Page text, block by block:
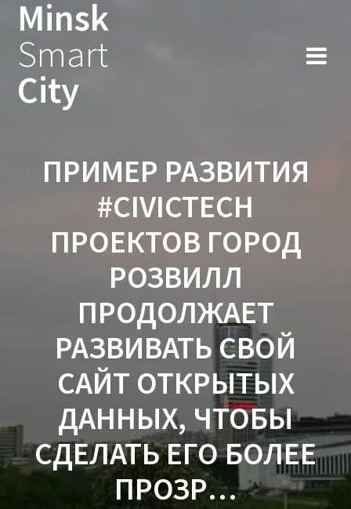
Minsk
Smart
City
ПРИМЕР РАЗВИТИЯ
#CIVICTECH
ПРОЕКТОВ ГОРОД
РОЗВИЛЛ
ПРОДОЛЖАЕТ
РАЗВИВАТЬ СВОЙ
САЙТ ОТКРЫТЫХ
ДАННЫХ, ЧТОБЫ
СДЕЛАТЬ ЕГО БОЛЕЕ
ПРОЗР…